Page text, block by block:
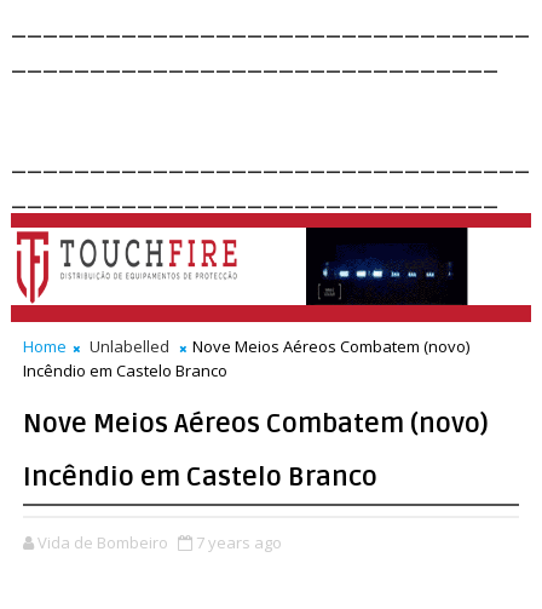
Home Unlabelled
Nove Meios Aéreos Combatem (novo)
Incêndio em Castelo Branco
Nove Meios Aéreos Combatem (novo)
Incêndio em Castelo Branco
Vida de Bombeiro 7 years ago